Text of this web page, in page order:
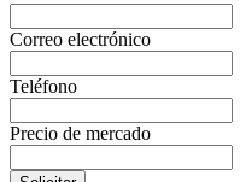
Correo electrónico
Teléfono
Precio de mercado